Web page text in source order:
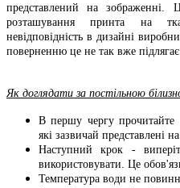
представлений на зображенні.
розташування принта на
невідповідність в дизайні
поверненню це не так вже підлягає.
Як доглядати за постільною
В першу чергу прочитайте
які зазвичай представлені
Наступний крок -
використовувати. Це
Температура води не